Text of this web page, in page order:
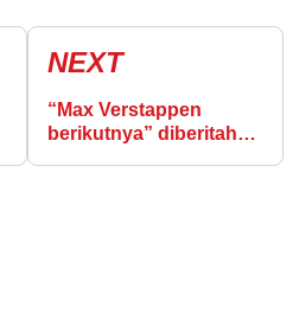
NEXT
“Max Verstappen
berikutnya” diberitahu